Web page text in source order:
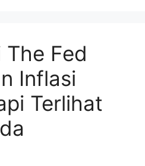
Fed
Inflasi
Terlihat